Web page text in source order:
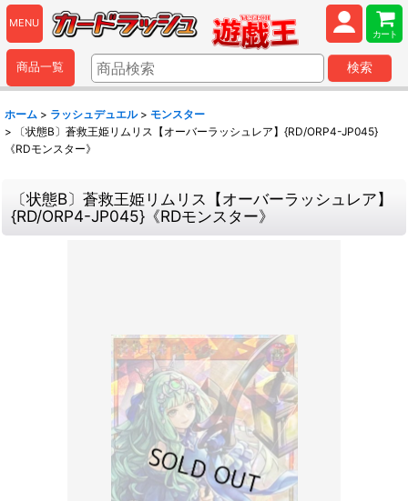
MENU
カート
商品一覧 検索
ホーム > ラッシュデュエル > モンスター
>
〔状態B〕蒼救王姫リムリス【オーバーラッシュレア】{RD/ORP4-JP045}
《RDモンスター》
〔状態B〕蒼救王姫リムリス【オーバーラッシュレア】
{RD/ORP4-JP045}《RDモンスター》